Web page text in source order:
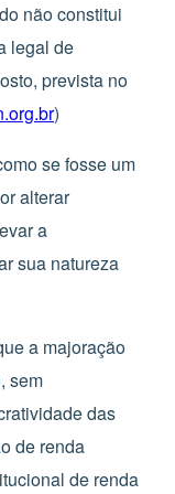
não constitui
legal de
prevista no
)
se fosse um
alterar
a
sua natureza
a majoração
sem
das
de renda
de renda